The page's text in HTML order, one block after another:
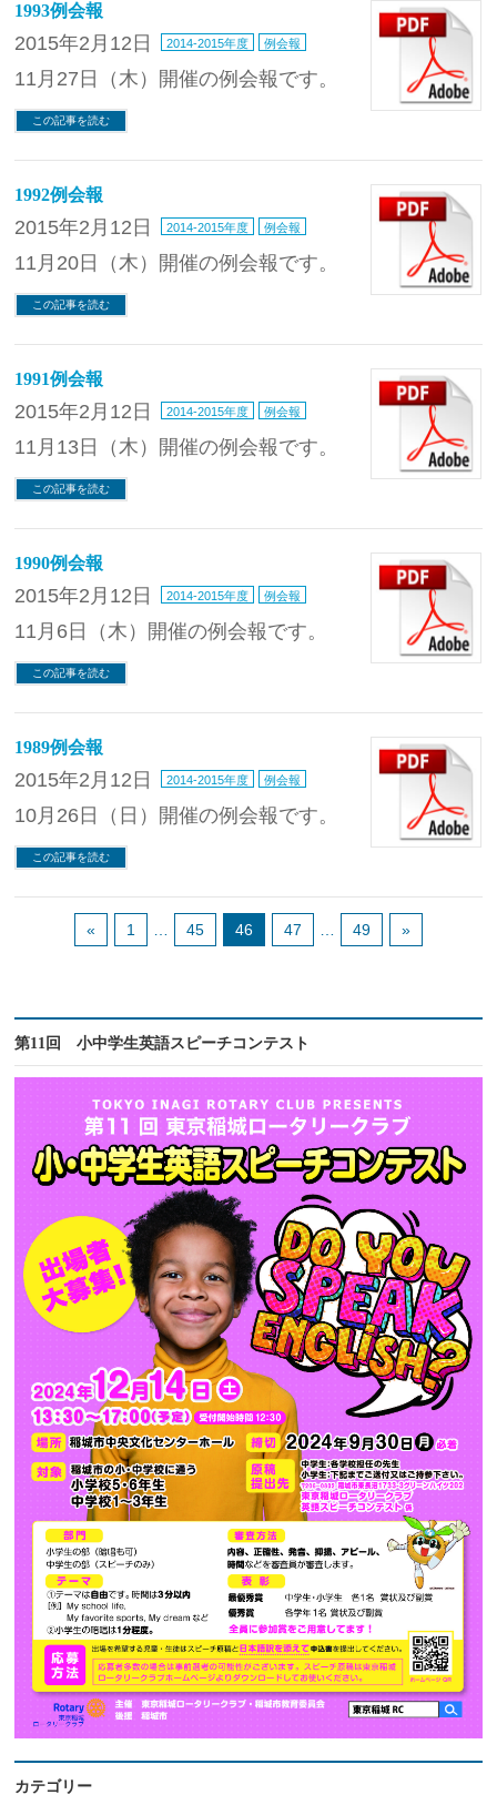
1993例会報
2015年2月12日 2014-2015年度 例会報
11月27日（木）開催の例会報です。
この記事を読む
1992例会報
2015年2月12日 2014-2015年度 例会報
11月20日（木）開催の例会報です。
この記事を読む
1991例会報
2015年2月12日 2014-2015年度 例会報
11月13日（木）開催の例会報です。
この記事を読む
1990例会報
2015年2月12日 2014-2015年度 例会報
11月6日（木）開催の例会報です。
この記事を読む
1989例会報
2015年2月12日 2014-2015年度 例会報
10月26日（日）開催の例会報です。
この記事を読む
« 1 45 46 47 49 »
第11回 小中学生英語スピーチコンテスト
カテゴリー